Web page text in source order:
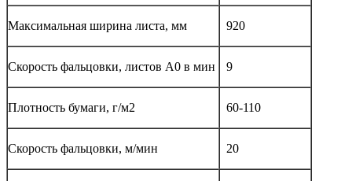
Максимальная ширина листа, мм 920
Скорость фальцовки, листов А0 в мин 9
Плотность бумаги, г/м2 60-110
Скорость фальцовки, м/мин 20